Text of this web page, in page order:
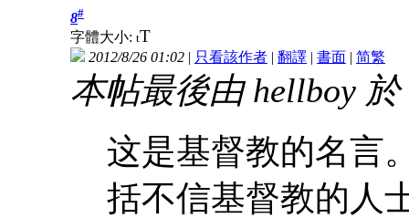
8#
字體大小: tT
2012/8/26 01:02 | 只看該作者 | 翻譯 | 書面 | 简繁
本帖最後由 hellboy
这是基督教的名言
括不信基督教的人